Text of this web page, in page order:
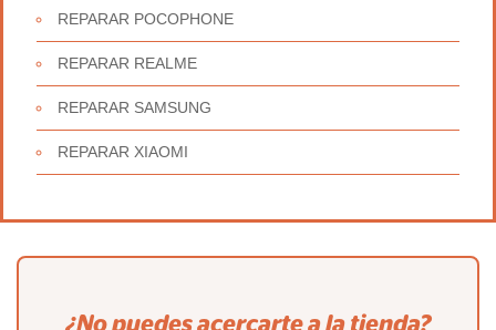
REPARAR POCOPHONE
REPARAR REALME
REPARAR SAMSUNG
REPARAR XIAOMI
¿No puedes acercarte a la tienda?